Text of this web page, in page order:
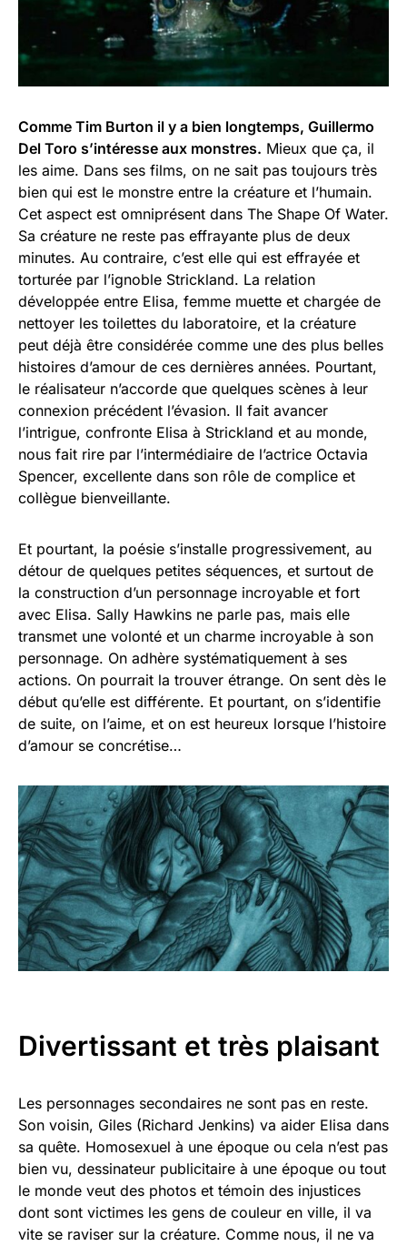
Comme Tim Burton il y a bien longtemps, Guillermo
Del Toro s’intéresse aux monstres. Mieux que ça, il
les aime. Dans ses films, on ne sait pas toujours très
bien qui est le monstre entre la créature et l’humain.
Cet aspect est omniprésent dans The Shape Of Water.
Sa créature ne reste pas effrayante plus de deux
minutes. Au contraire, c’est elle qui est effrayée et
torturée par l’ignoble Strickland. La relation
développée entre Elisa, femme muette et chargée de
nettoyer les toilettes du laboratoire, et la créature
peut déjà être considérée comme une des plus belles
histoires d’amour de ces dernières années. Pourtant,
le réalisateur n’accorde que quelques scènes à leur
connexion précédent l’évasion. Il fait avancer
l’intrigue, confronte Elisa à Strickland et au monde,
nous fait rire par l’intermédiaire de l’actrice Octavia
Spencer, excellente dans son rôle de complice et
collègue bienveillante.
Et pourtant, la poésie s’installe progressivement, au
détour de quelques petites séquences, et surtout de
la construction d’un personnage incroyable et fort
avec Elisa. Sally Hawkins ne parle pas, mais elle
transmet une volonté et un charme incroyable à son
personnage. On adhère systématiquement à ses
actions. On pourrait la trouver étrange. On sent dès le
début qu’elle est différente. Et pourtant, on s’identifie
de suite, on l’aime, et on est heureux lorsque l’histoire
d’amour se concrétise…
Divertissant et très plaisant
Les personnages secondaires ne sont pas en reste.
Son voisin, Giles (Richard Jenkins) va aider Elisa dans
sa quête. Homosexuel à une époque ou cela n’est pas
bien vu, dessinateur publicitaire à une époque ou tout
le monde veut des photos et témoin des injustices
dont sont victimes les gens de couleur en ville, il va
vite se raviser sur la créature. Comme nous, il ne va